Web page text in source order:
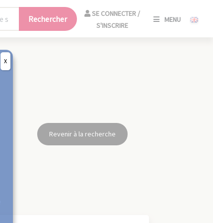
Rechercher
SE CONNECTER /
S'INSCRIRE
MENU
Revenir à la recherche
X